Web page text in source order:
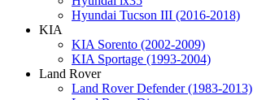
Hyundai Tucson III (2016-2018)
KIA
KIA Sorento (2002-2009)
KIA Sportage (1993-2004)
Land Rover
Land Rover Defender (1983-2013)